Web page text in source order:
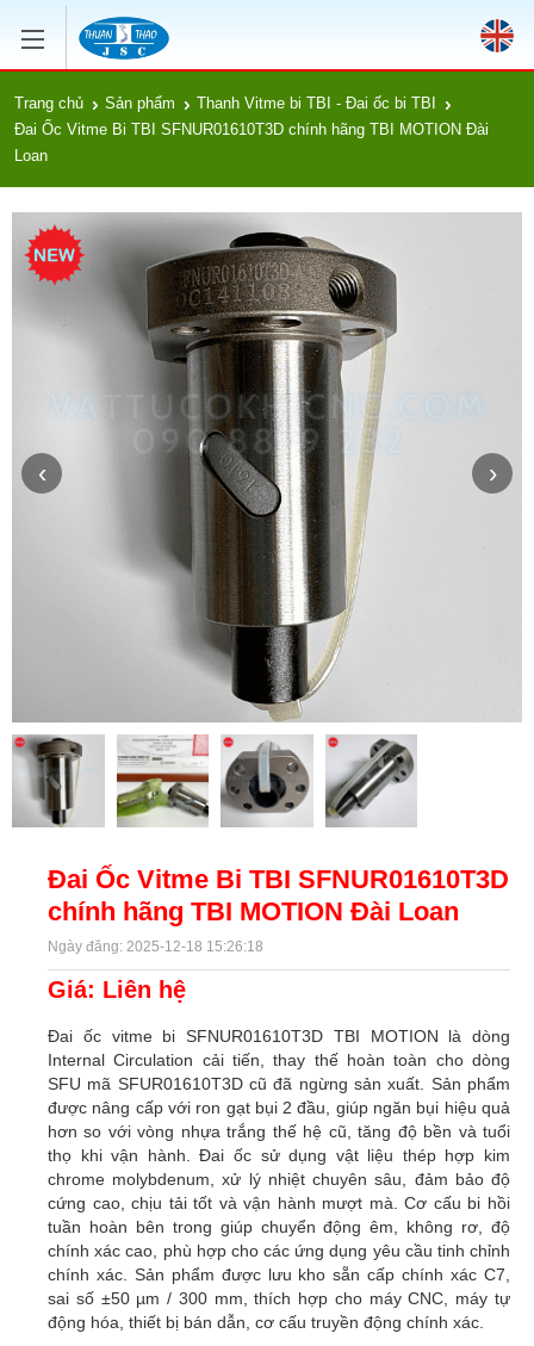
Trang chủ Sản phẩm
Thanh Vitme bi TBI - Đai ốc bi TBI
Đai Ốc Vitme Bi TBI SFNUR01610T3D chính hãng TBI MOTION Đài
Loan
‹ ›
Đai Ốc Vitme Bi TBI SFNUR01610T3D
chính hãng TBI MOTION Đài Loan
Ngày đăng: 2025-12-18 15:26:18
Giá: Liên hệ
Đai ốc vitme bi SFNUR01610T3D TBI MOTION là dòng
Internal Circulation cải tiến, thay thế hoàn toàn cho dòng
SFU mã SFUR01610T3D cũ đã ngừng sản xuất. Sản phẩm
được nâng cấp với ron gạt bụi 2 đầu, giúp ngăn bụi hiệu quả
hơn so với vòng nhựa trắng thế hệ cũ, tăng độ bền và tuổi
thọ khi vận hành. Đai ốc sử dụng vật liệu thép hợp kim
chrome molybdenum, xử lý nhiệt chuyên sâu, đảm bảo độ
cứng cao, chịu tải tốt và vận hành mượt mà. Cơ cấu bi hồi
tuần hoàn bên trong giúp chuyển động êm, không rơ, độ
chính xác cao, phù hợp cho các ứng dụng yêu cầu tinh chỉnh
chính xác. Sản phẩm được lưu kho sẵn cấp chính xác C7,
sai số ±50 µm / 300 mm, thích hợp cho máy CNC, máy tự
động hóa, thiết bị bán dẫn, cơ cấu truyền động chính xác.